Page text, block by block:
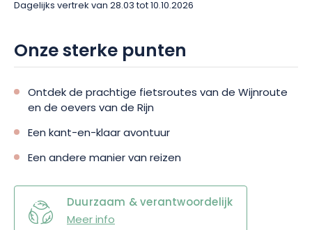
Dagelijks vertrek van 28.03 tot 10.10.2026
Onze sterke punten
Ontdek de prachtige fietsroutes van de Wijnroute
en de oevers van de Rijn
Een kant-en-klaar avontuur
Een andere manier van reizen
Duurzaam & verantwoordelijk
Meer info